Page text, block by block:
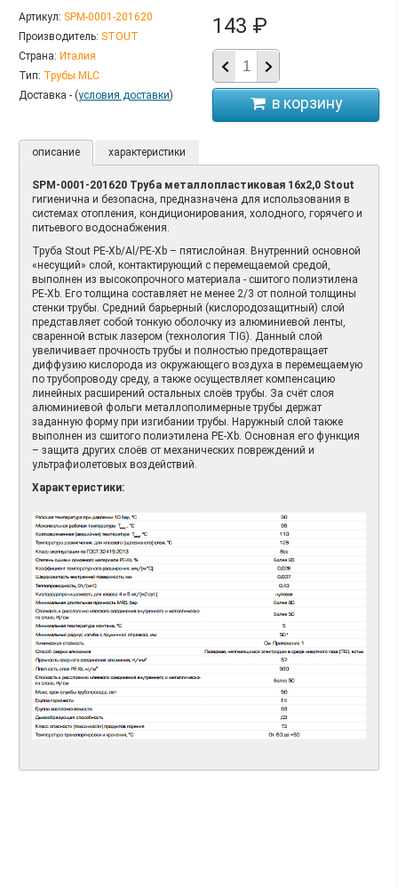
Артикул: SPM-0001-201620
Производитель: STOUT
Страна: Италия
Тип: Трубы MLC
Доставка - (условия доставки)
143 ₽
описание характеристики
SPM-0001-201620 Труба металлопластиковая 16х2,0 Stout
гигиенична и безопасна, предназначена для использования в
системах отопления, кондиционирования, холодного, горячего и
питьевого водоснабжения.
Труба Stout PE-Xb/Al/PE-Xb – пятислойная. Внутренний основной
«несущий» слой, контактирующий с перемещаемой средой,
выполнен из высокопрочного материала - сшитого полиэтилена
PE-Xb. Его толщина составляет не менее 2/3 от полной толщины
стенки трубы. Средний барьерный (кислородозащитный) слой
представляет собой тонкую оболочку из алюминиевой ленты,
сваренной встык лазером (технология TIG). Данный слой
увеличивает прочность трубы и полностью предотвращает
диффузию кислорода из окружающего воздуха в перемещаемую
по трубопроводу среду, а также осуществляет компенсацию
линейных расширений остальных слоёв трубы. За счёт слоя
алюминиевой фольги металлополимерные трубы держат
заданную форму при изгибании трубы. Наружный слой также
выполнен из сшитого полиэтилена PE-Xb. Основная его функция
– защита других слоёв от механических повреждений и
ультрафиолетовых воздействий.
Характеристики: